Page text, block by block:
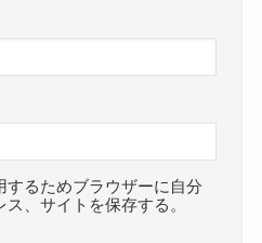
するためブラウザーに自分
、サイトを保存する。